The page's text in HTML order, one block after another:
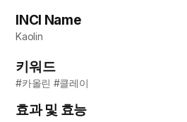
INCI Name
Kaolin
키워드
#카올린 #클레이
효과 및 효능